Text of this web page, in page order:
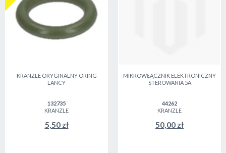
KRANZLE ORYGINALNY ORING
LANCY
132735
KRANZLE
5,50 zł
MIKROWŁĄCZNIK ELEKTRONICZNY
STEROWANIA 5A
44262
KRANZLE
50,00 zł